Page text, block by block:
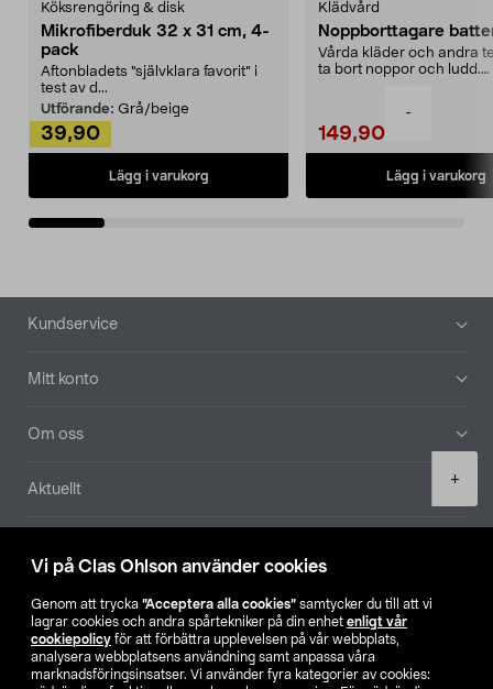
Vi på Clas Ohlson använder cookies
Genom att trycka ”Acceptera alla cookies” samtycker du till att vi
lagrar cookies och andra spårtekniker på din enhet enligt vår
cookiepolicy för att förbättra upplevelsen på vår webbplats,
analysera webbplatsens användning samt anpassa våra
marknadsföringsinsatser. Vi använder fyra kategorier av cookies:
-
+
Köksrengöring & disk
Mikrofiberduk 32 x 31 cm, 4-
pack
Aftonbladets "självklara favorit” i
test av d...
Utförande: Grå/beige
39,90
Lägg i varukorg
Klädvård
Noppborttagare
Vårda kläder och andra
ta bort noppor och ludd.
149,90
Lägg i varukorg
Sidfot
Kundservice
Mitt konto
Om oss
Aktuellt
Hitta butik
SE NO FI